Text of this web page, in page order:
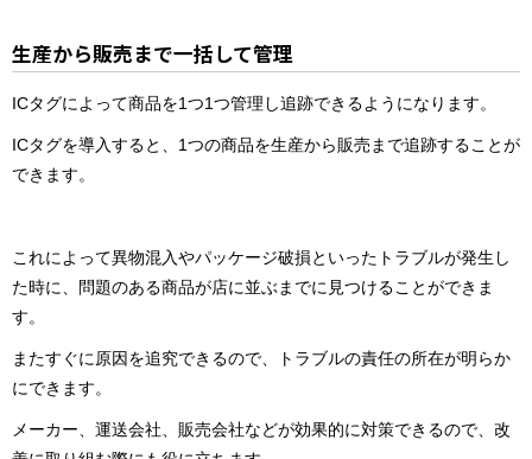
生産から販売まで一括して管理
ICタグによって商品を1つ1つ管理し追跡できるようになります。
ICタグを導入すると、1つの商品を生産から販売まで追跡することが
できます。
これによって異物混入やパッケージ破損といったトラブルが発生し
た時に、問題のある商品が店に並ぶまでに見つけることができま
す。
またすぐに原因を追究できるので、トラブルの責任の所在が明らか
にできます。
メーカー、運送会社、販売会社などが効果的に対策できるので、改